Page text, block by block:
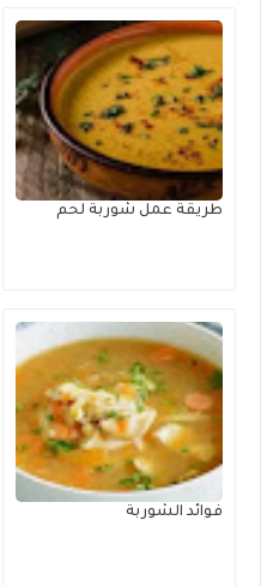
طريقة عمل شوربة لحم
فوائد الشوربة